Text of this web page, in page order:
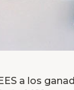
a los